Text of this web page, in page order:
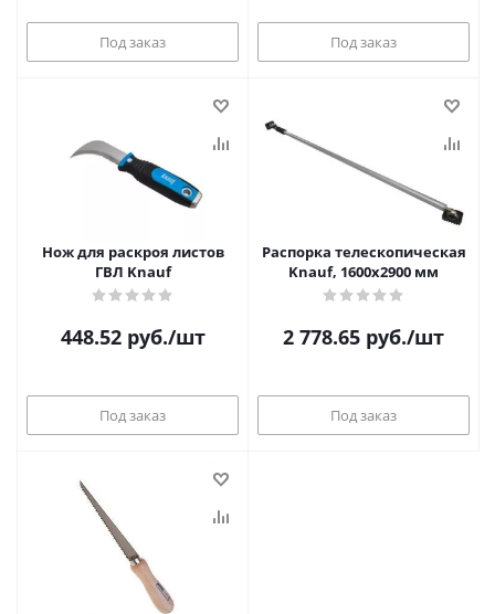
Под заказ Под заказ
Нож для раскроя листов
ГВЛ Knauf
448.52руб./шт
Под заказ
Распорка телескопическая
Knauf, 1600х2900 мм
2 778.65 руб./шт
Под заказ